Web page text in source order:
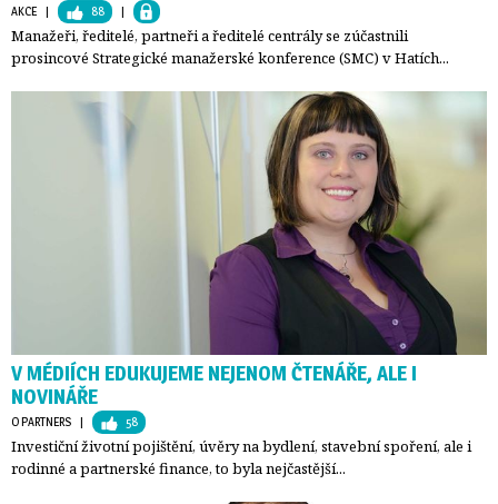
AKCE | 88 |
Manažeři, ředitelé, partneři a ředitelé centrály se zúčastnili
prosincové Strategické manažerské konference (SMC) v Hatích...
V MÉDIÍCH EDUKUJEME NEJENOM ČTENÁŘE, ALE I
NOVINÁŘE
O PARTNERS | 58
Investiční životní pojištění, úvěry na bydlení, stavební spoření, ale i
rodinné a partnerské finance, to byla nejčastější...